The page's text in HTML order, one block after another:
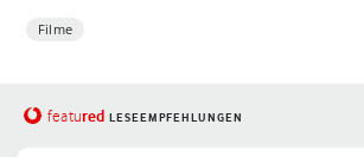
Filme
featured LESEEMPFEHLUNGEN